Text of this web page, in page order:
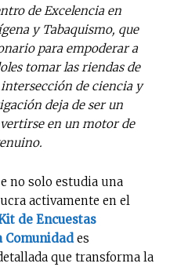
de Excelencia en
y Tabaquismo, que
para empoderar a
tomar las riendas de
intersección de ciencia y
deja de ser un
en un motor de
no solo estudia una
activamente en el
de Encuestas
Comunidad es
que transforma la